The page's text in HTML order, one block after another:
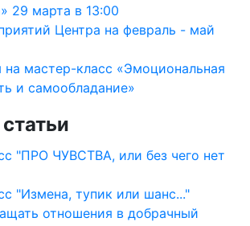
29 марта в 13:00
Центра на февраль - май
мастер-класс «Эмоциональная
и самообладание»
"ПРО ЧУВСТВА, или без чего нет
"Измена, тупик или шанс..."
отношения в добрачный